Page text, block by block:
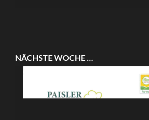
NÄCHSTE WOCHE …